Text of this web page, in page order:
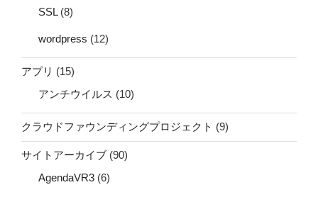
SSL(8)
wordpress (12)
アプリ (15)
アンチウイルス (10)
クラウドファウンディングプロジェクト (9)
サイトアーカイブ (90)
AgendaVR3 (6)